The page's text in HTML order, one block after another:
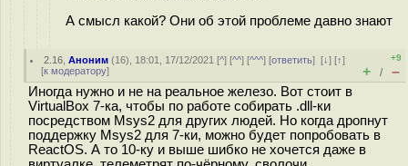
А смысл какой? Они об этой проблеме давно знают
2.16 ,Аноним (16), 18:01, 17/12/2021 [^] [^^] [^^^] [ответить][↓] [↑]
[к модератору]
+9
+ / –
Иногда нужно и не на реальное железо. Вот стоит в
VirtualBox 7-ка, чтобы по работе собирать .dll-ки
посредством Msys2 для других людей. Но когда дропнут
поддержку Msys2 для 7-ки, можно будет попробовать в
ReactOS. А то 10-ку и выше шибко не хочется даже в